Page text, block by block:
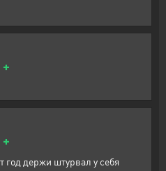
+
+
год держи штурвал у себя